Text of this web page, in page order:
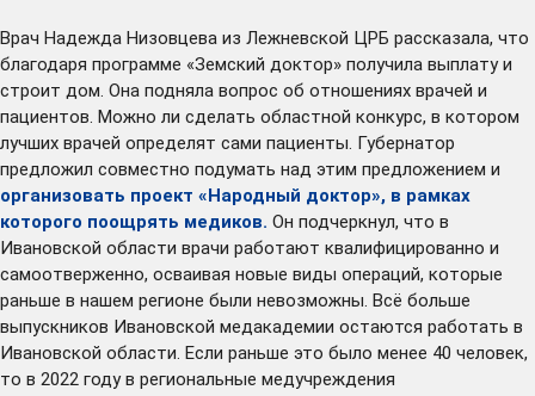
Врач Надежда Низовцева из Лежневской ЦРБ рассказала, что
благодаря программе «Земский доктор» получила выплату и
строит дом. Она подняла вопрос об отношениях врачей и
пациентов. Можно ли сделать областной конкурс, в котором
лучших врачей определят сами пациенты. Губернатор
предложил совместно подумать над этим предложением и
организовать проект «Народный доктор», в рамках
которого поощрять медиков. Он подчеркнул, что в
Ивановской области врачи работают квалифицированно и
самоотверженно, осваивая новые виды операций, которые
раньше в нашем регионе были невозможны. Всё больше
выпускников Ивановской медакадемии остаются работать в
Ивановской области. Если раньше это было менее 40 человек,
то в 2022 году в региональные медучреждения